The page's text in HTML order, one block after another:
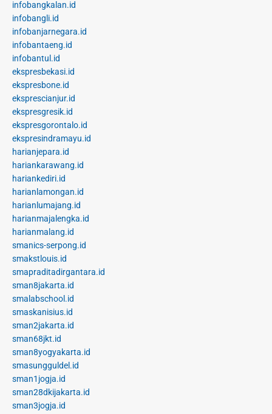
infobangkalan.id
infobangli.id
infobanjarnegara.id
infobantaeng.id
infobantul.id
ekspresbekasi.id
ekspresbone.id
eksprescianjur.id
ekspresgresik.id
ekspresgorontalo.id
ekspresindramayu.id
harianjepara.id
hariankarawang.id
hariankediri.id
harianlamongan.id
harianlumajang.id
harianmajalengka.id
harianmalang.id
smanics-serpong.id
smakstlouis.id
smapraditadirgantara.id
sman8jakarta.id
smalabschool.id
smaskanisius.id
sman2jakarta.id
sman68jkt.id
sman8yogyakarta.id
smasungguldel.id
sman1jogja.id
sman28dkijakarta.id
sman3jogja.id